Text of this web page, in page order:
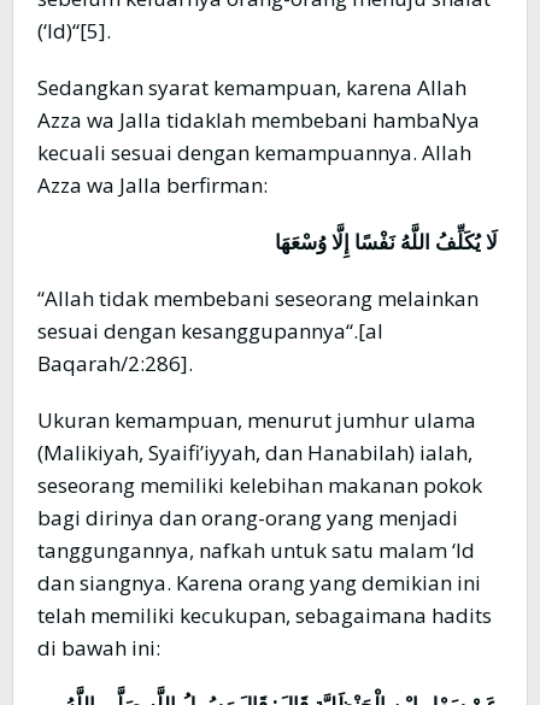
(‘Id)“[5].
Sedangkan syarat kemampuan, karena Allah
Azza wa Jalla tidaklah membebani hambaNya
kecuali sesuai dengan kemampuannya. Allah
Azza wa Jalla berfirman:
لَا يُكَلِّفُ اللَّهُ نَفْسًا إِلَّا وُسْعَهَا
“Allah tidak membebani seseorang melainkan
sesuai dengan kesanggupannya“.[al
Baqarah/2:286].
Ukuran kemampuan, menurut jumhur ulama
(Malikiyah, Syaifi’iyyah, dan Hanabilah) ialah,
seseorang memiliki kelebihan makanan pokok
bagi dirinya dan orang-orang yang menjadi
tanggungannya, nafkah untuk satu malam ‘Id
dan siangnya. Karena orang yang demikian ini
telah memiliki kecukupan, sebagaimana hadits
di bawah ini: